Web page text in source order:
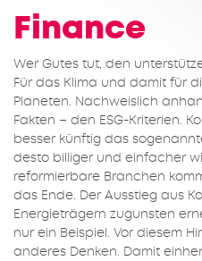
Finance
Wer Gutes tut, den
Für das Klima und damit für
Planeten. Nachweislich
Fakten – den ESG-Kriterien.
besser künftig das
desto billiger und einfacher
reformierbare Branchen
das Ende. Der Ausstieg aus
Energieträgern zugunsten
nur ein Beispiel. Vor diesem
anderes Denken. Damit